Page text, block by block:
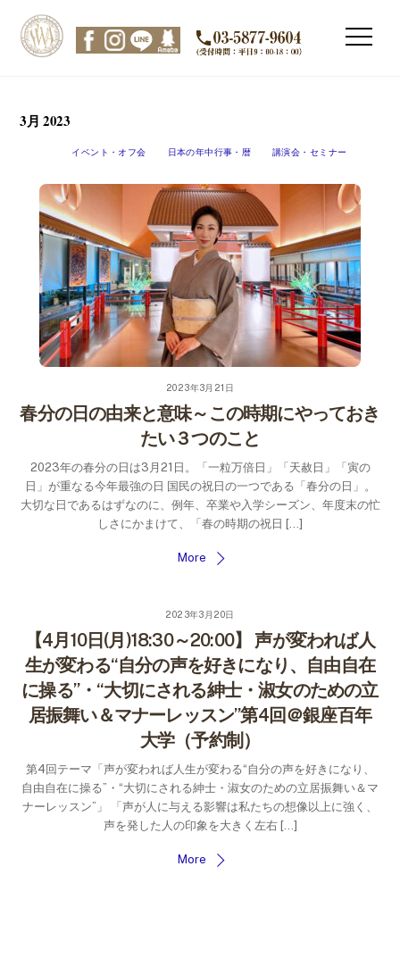
content
Menu
3月 2023
イベント・オフ会 日本の年中行事・暦 講演会・セミナー
2023年3月21日
春分の日の由来と意味～この時期にやっておき
たい３つのこと
2023年の春分の日は3月21日。「一粒万倍日」「天赦日」「寅の
日」が重なる今年最強の日 国民の祝日の一つである「春分の日」。
大切な日であるはずなのに、例年、卒業や入学シーズン、年度末の忙
しさにかまけて、「春の時期の祝日 […]
More
2023年3月20日
【4月10日(月)18:30～20:00】 声が変われば人
生が変わる“自分の声を好きになり、自由自在
に操る”・“大切にされる紳士・淑女のための立
居振舞い＆マナーレッスン”第4回＠銀座百年
大学（予約制）
第4回テーマ「声が変われば人生が変わる“自分の声を好きになり、
自由自在に操る”・“大切にされる紳士・淑女のための立居振舞い＆マ
ナーレッスン”」 「声が人に与える影響は私たちの想像以上に強く、
声を発した人の印象を大きく左右 […]
More